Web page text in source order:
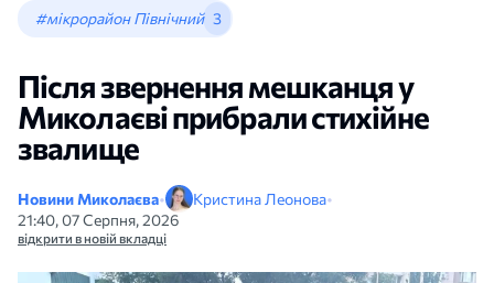
#мікрорайон Північний 3
Після звернення мешканця у
Миколаєві прибрали стихійне
звалище
Новини Миколаєва• Кристина Леонова•
21:40, 07 Серпня, 2026
відкрити в новій вкладці